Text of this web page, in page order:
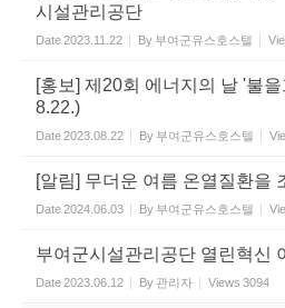
시설관리공단
Date2023.11.22 By 부여군유스호스텔
[홍보] 제20회 에너지의 날 '불
8.22.)
Date2023.08.22 By 부여군유스호스텔
[알림] 무더운 여름 온열질환을
Date2024.06.03 By 부여군유스호스텔
부여군시설관리공단 열린혁신
Date2023.06.12 By 관리자 Views 3094